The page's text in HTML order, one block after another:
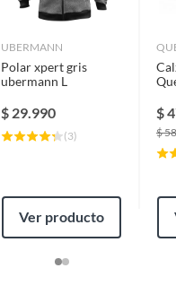
UBERMANN
Polar xpert gris
ubermann L
$ 29.990
(3)
Ver producto
$
$